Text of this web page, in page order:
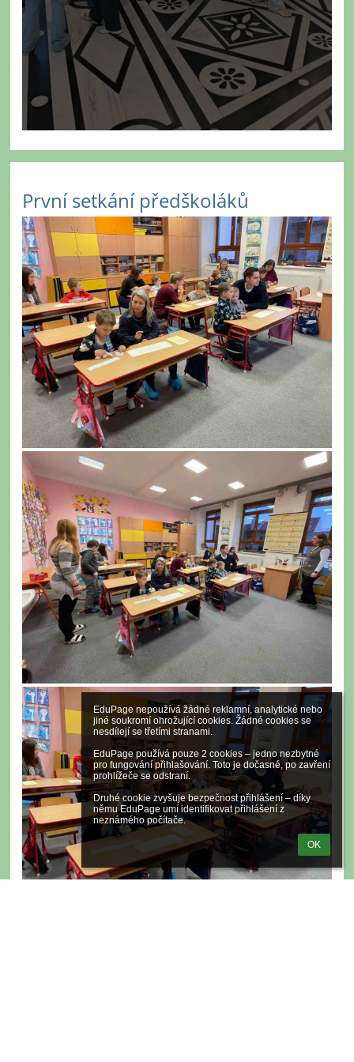
EduPage nepoužívá žádné reklamní, analytické nebo
jiné soukromí ohrožující cookies. Žádné cookies se
nesdílejí se třetími stranami.
EduPage používá pouze 2 cookies – jedno nezbytné
pro fungování přihlašování. Toto je dočasné, po zavření
prohlížeče se odstraní.
Druhé cookie zvyšuje bezpečnost přihlášení – díky
němu EduPage umí identifikovat přihlášení z
neznámého počítače.
OK
První setkání předškoláků